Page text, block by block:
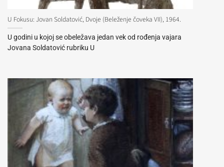
U Fokusu: Jovan Soldatović, Dvoje (Beleženje čoveka VII), 1964.
U godini u kojoj se obeležava jedan vek od rođenja vajara
Jovana Soldatović rubriku U